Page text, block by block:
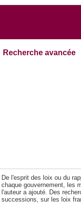
Recherche avancée
De l'esprit des loix ou du
chaque gouvernement, les
l'auteur a ajouté. Des
successions, sur les loix